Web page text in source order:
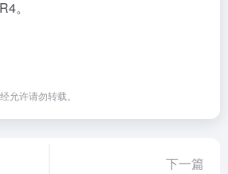
。
允许请勿转载。
下一篇